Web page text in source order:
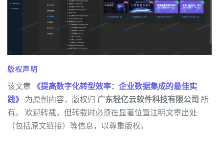
版权声明
该文章 《提高数字化转型效率：企业数据集成的最佳实
践》 为原创内容，版权归 广东轻亿云软件科技有限公司 所
有。 欢迎转载，但转载时必须在显著位置注明文章出处
（包括原文链接）等信息，以尊重版权。